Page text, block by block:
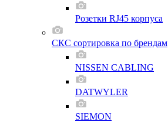
Розетки RJ45 корпуса
СКС сортировка по брендам
NISSEN CABLING
DATWYLER
SIEMON